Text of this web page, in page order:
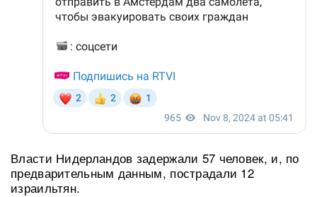
Власти Нидерландов задержали 57 человек, и, по
предварительным данным, пострадали 12
израильтян.